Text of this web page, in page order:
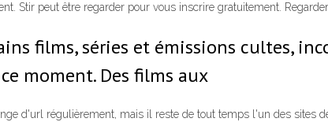
Stir peut être regarder pour vous inscrire gratuitement.
films, séries et émissions cultes,
moment. Des films aux
d'url régulièrement, mais il reste de tout temps l'un des sites de